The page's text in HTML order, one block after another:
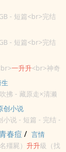
- 短篇<br>完结
- 短篇<br>完结
一升升<br>神奇
<br>短篇 - 完结 -
拂 - 藏原走×清濑
创小说
小说 - 短篇 - 完结 -
春痘 / 言情
殭屍） 升升級（找